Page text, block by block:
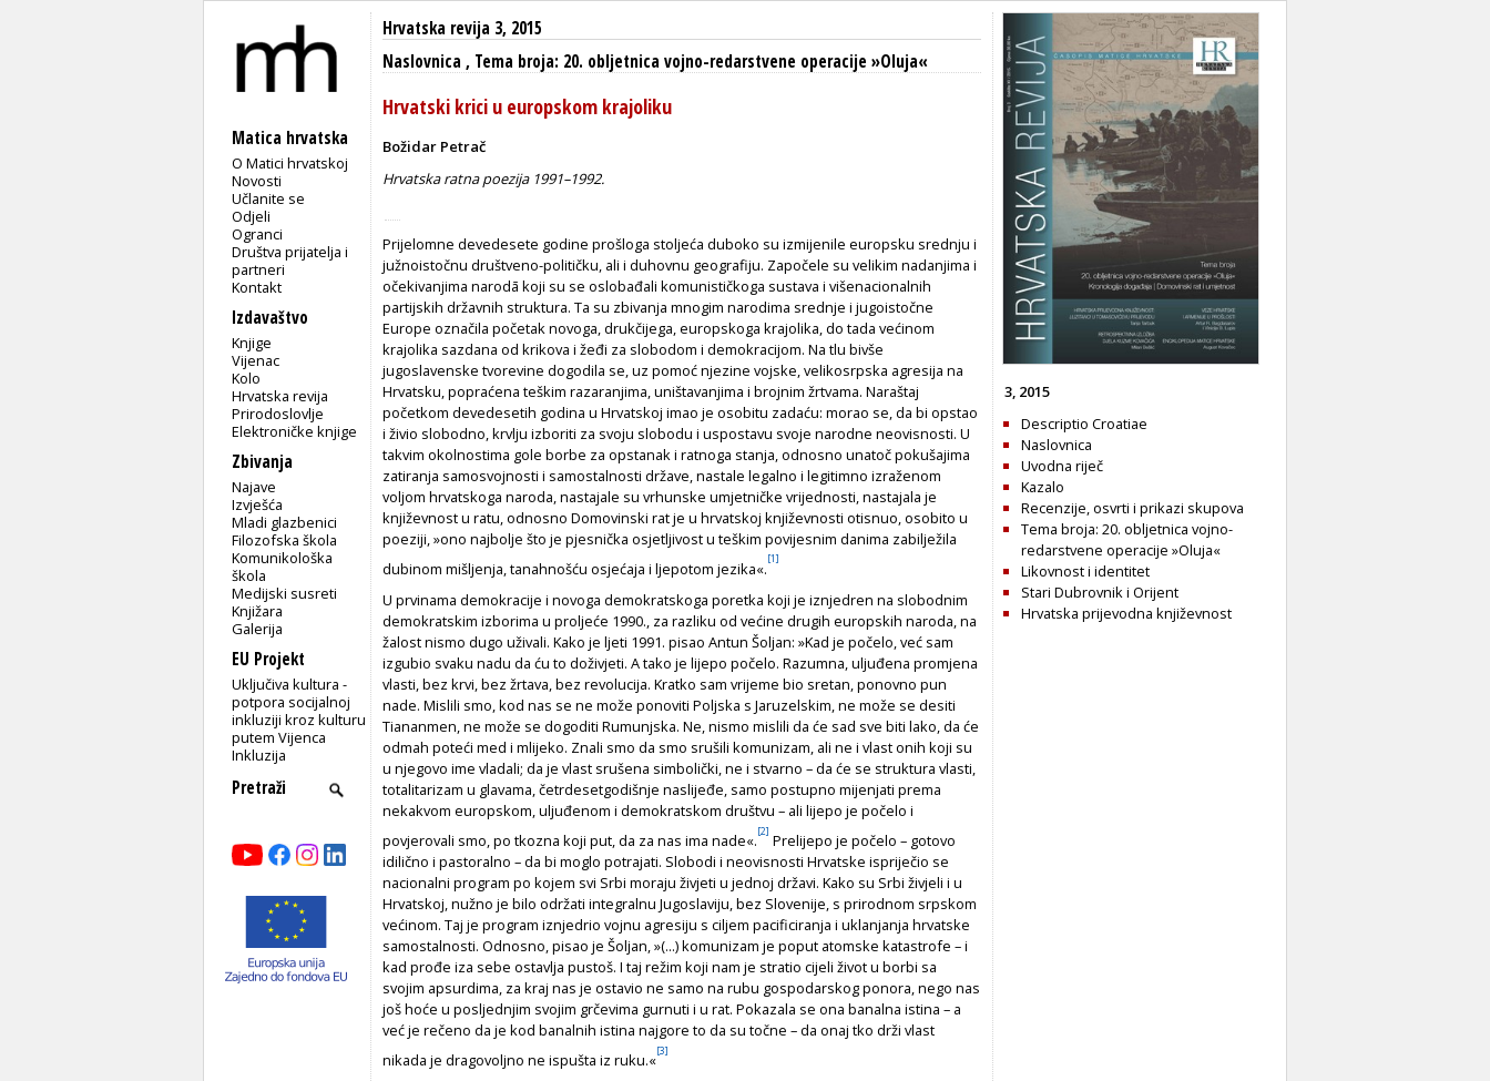
Matica hrvatska
O Matici hrvatskoj
Novosti
Učlanite se
Odjeli
Ogranci
Društva prijatelja i
partneri
Kontakt
Izdavaštvo
Knjige
Vijenac
Kolo
Hrvatska revija
Prirodoslovlje
Elektroničke knjige
Zbivanja
Najave
Izvješća
Mladi glazbenici
Filozofska škola
Komunikološka
škola
Medijski susreti
Knjižara
Galerija
EU Projekt
Uključiva kultura -
potpora socijalnoj
inkluziji kroz kulturu
putem Vijenca
Inkluzija
Hrvatska revija 3, 2015
Naslovnica , Tema broja: 20. obljetnica vojno-redarstvene operacije »Oluja«
Hrvatski krici u europskom krajoliku
Božidar Petrač
Hrvatska ratna poezija 1991–1992.
Prijelomne devedesete godine prošloga stoljeća duboko su izmijenile europsku srednju i
južnoistočnu društveno-političku, ali i duhovnu geografiju. Započele su velikim nadanjima i
očekivanjima narodā koji su se oslobađali komunističkoga sustava i višenacionalnih
partijskih državnih struktura. Ta su zbivanja mnogim narodima srednje i jugoistočne
Europe označila početak novoga, drukčijega, europskoga krajolika, do tada većinom
krajolika sazdana od krikova i žeđi za slobodom i demokracijom. Na tlu bivše
jugoslavenske tvorevine dogodila se, uz pomoć njezine vojske, velikosrpska agresija na
Hrvatsku, popraćena teškim razaranjima, uništavanjima i brojnim žrtvama. Naraštaj
početkom devedesetih godina u Hrvatskoj imao je osobitu zadaću: morao se, da bi opstao
i živio slobodno, krvlju izboriti za svoju slobodu i uspostavu svoje narodne neovisnosti. U
takvim okolnostima gole borbe za opstanak i ratnoga stanja, odnosno unatoč pokušajima
zatiranja samosvojnosti i samostalnosti države, nastale legalno i legitimno izraženom
voljom hrvatskoga naroda, nastajale su vrhunske umjetničke vrijednosti, nastajala je
književnost u ratu, odnosno Domovinski rat je u hrvatskoj književnosti otisnuo, osobito u
poeziji, »ono najbolje što je pjesnička osjetljivost u teškim povijesnim danima zabilježila
dubinom mišljenja, tanahnošću osjećaja i ljepotom jezika«.[1]
U prvinama demokracije i novoga demokratskoga poretka koji je iznjedren na slobodnim
demokratskim izborima u proljeće 1990., za razliku od većine drugih europskih naroda, na
žalost nismo dugo uživali. Kako je ljeti 1991. pisao Antun Šoljan: »Kad je počelo, već sam
izgubio svaku nadu da ću to doživjeti. A tako je lijepo počelo. Razumna, uljuđena promjena
vlasti, bez krvi, bez žrtava, bez revolucija. Kratko sam vrijeme bio sretan, ponovno pun
nade. Mislili smo, kod nas se ne može ponoviti Poljska s Jaruzel­skim, ne može se desiti
Tiananmen, ne može se dogoditi Rumunjska. Ne, nismo mislili da će sad sve biti lako, da će
odmah poteći med i mlijeko. Znali smo da smo srušili komunizam, ali ne i vlast onih koji su
u njegovo ime vladali; da je vlast srušena simbolički, ne i stvarno – da će se struktura vlasti,
totalitarizam u glavama, četrdesetgodišnje naslijeđe, samo postupno mijenjati prema
nekakvom europskom, uljuđenom i demokratskom društvu – ali lijepo je počelo i
povjerovali smo, po tkozna koji put, da za nas ima nade«.[2] Prelijepo je počelo – gotovo
idilično i pastoralno – da bi moglo potrajati. Slobodi i neovisnosti Hrvatske ispriječio se
nacionalni program po kojem svi Srbi moraju živjeti u jednoj državi. Kako su Srbi živjeli i u
Hrvatskoj, nužno je bilo održati integralnu Jugoslaviju, bez Slovenije, s prirodnom srpskom
većinom. Taj je program iznjedrio vojnu agresiju s ciljem pacificiranja i uklanjanja hrvatske
samostalnosti. Odnosno, pisao je Šoljan, »(...) komunizam je poput atomske katastrofe – i
kad prođe iza sebe ostavlja pustoš. I taj režim koji nam je stratio cijeli život u borbi sa
svojim apsurdima, za kraj nas je ostavio ne samo na rubu gospodarskog ponora, nego nas
još hoće u posljednjim svojim grčevima gurnuti i u rat. Pokazala se ona banalna istina – a
već je rečeno da je kod banalnih istina najgore to da su točne – da onaj tko drži vlast
nikada je dragovoljno ne ispušta iz ruku.«[3]
3, 2015
Descriptio Croatiae
Naslovnica
Uvodna riječ
Kazalo
Recenzije, osvrti i prikazi skupova
Tema broja: 20. obljetnica vojno-
redarstvene operacije »Oluja«
Likovnost i identitet
Stari Dubrovnik i Orijent
Hrvatska prijevodna književnost